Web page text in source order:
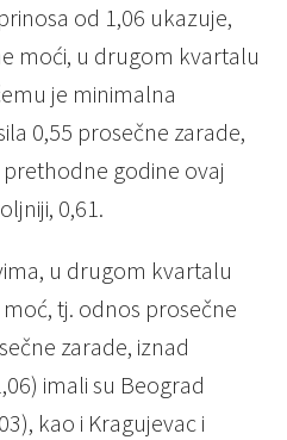
od 1,06 ukazuje,
moći, u drugom kvartalu
je minimalna
0,55 prosečne zarade,
godine ovaj
0,61.
u drugom kvartalu
tj. odnos prosečne
zarade, iznad
imali su Beograd
kao i Kragujevac i